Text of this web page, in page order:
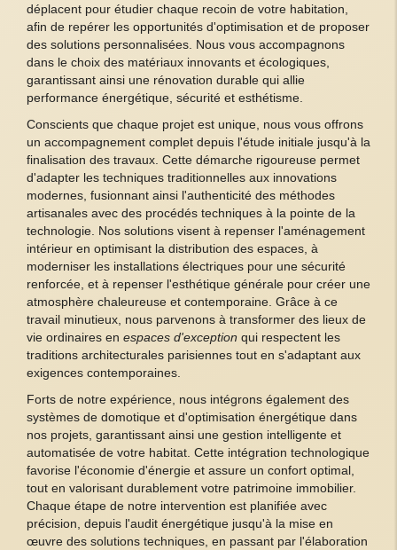
déplacent pour étudier chaque recoin de votre habitation,
afin de repérer les opportunités d'optimisation et de proposer
des solutions personnalisées. Nous vous accompagnons
dans le choix des matériaux innovants et écologiques,
garantissant ainsi une rénovation durable qui allie
performance énergétique, sécurité et esthétisme.
Conscients que chaque projet est unique, nous vous offrons
un accompagnement complet depuis l'étude initiale jusqu'à la
finalisation des travaux. Cette démarche rigoureuse permet
d'adapter les techniques traditionnelles aux innovations
modernes, fusionnant ainsi l'authenticité des méthodes
artisanales avec des procédés techniques à la pointe de la
technologie. Nos solutions visent à repenser l'aménagement
intérieur en optimisant la distribution des espaces, à
moderniser les installations électriques pour une sécurité
renforcée, et à repenser l'esthétique générale pour créer une
atmosphère chaleureuse et contemporaine. Grâce à ce
travail minutieux, nous parvenons à transformer des lieux de
vie ordinaires en espaces d'exception qui respectent les
traditions architecturales parisiennes tout en s'adaptant aux
exigences contemporaines.
Forts de notre expérience, nous intégrons également des
systèmes de domotique et d'optimisation énergétique dans
nos projets, garantissant ainsi une gestion intelligente et
automatisée de votre habitat. Cette intégration technologique
favorise l'économie d'énergie et assure un confort optimal,
tout en valorisant durablement votre patrimoine immobilier.
Chaque étape de notre intervention est planifiée avec
précision, depuis l'audit énergétique jusqu'à la mise en
œuvre des solutions techniques, en passant par l'élaboration